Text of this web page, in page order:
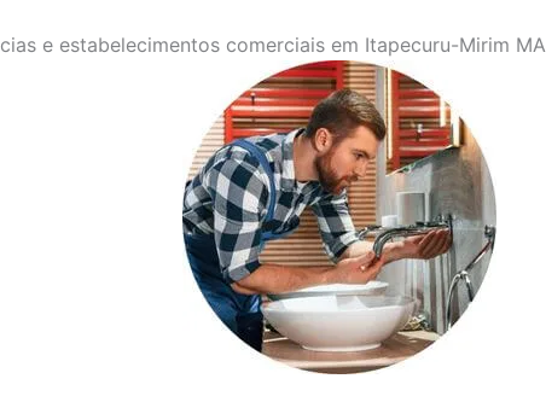
e estabelecimentos comerciais em Itapecuru-Mirim MA